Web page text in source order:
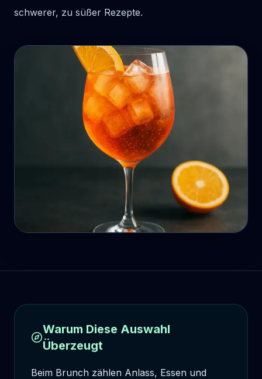
schwerer, zu süßer Rezepte.
Warum Diese Auswahl
Überzeugt
Beim Brunch zählen Anlass, Essen und